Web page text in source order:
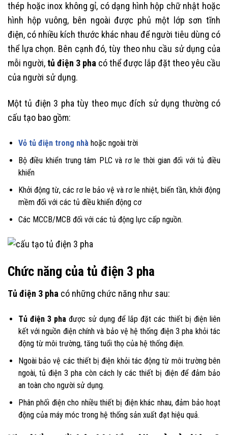
thép hoặc inox không gỉ, có dạng hình hộp chữ nhật hoặc
hình hộp vuông, bên ngoài được phủ một lớp sơn tĩnh
điện, có nhiều kích thước khác nhau để người tiêu dùng có
thể lựa chọn. Bên cạnh đó, tùy theo nhu cầu sử dụng của
mỗi người,tủ điện 3 pha có thể được lắp đặt theo yêu cầu
của người sử dụng.
Một tủ điện 3 pha tùy theo mục đích sử dụng thường có
cấu tạo bao gồm:
Vỏ tủ điện trong nhàhoặc ngoài trời
Bộ điều khiển trung tâm PLC và rơ le thời gian đối với tủ điều
khiển
Khởi động từ, các rơ le bảo vệ và rơ le nhiệt, biến tần, khởi động
mềm đối với các tủ điều khiển động cơ
Các MCCB/MCB đối với các tủ động lực cấp nguồn.
Chức năng của tủ điện 3 pha
Tủ điện 3 pha có những chức năng như sau:
Tủ điện 3 pha được sử dụng để lắp đặt các thiết bị điện liên
kết với nguồn điện chính và bảo vệ hệ thống điện 3 pha khỏi tác
động từ môi trường, tăng tuổi thọ của hệ thống điện.
Ngoài bảo vệ các thiết bị điện khỏi tác động từ môi trường bên
ngoài, tủ điện 3 pha còn cách ly các thiết bị điện để đảm bảo
an toàn cho người sử dụng.
Phân phối điện cho nhiều thiết bị điện khác nhau, đảm bảo hoạt
động của máy móc trong hệ thống sản xuất đạt hiệu quả.